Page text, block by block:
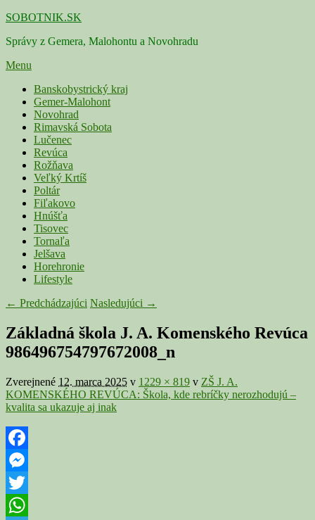
Skip
content
SOBOTNIK.SK
Správy z Gemera, Malohontu a Novohradu
Menu
Primárne
menu
Banskobystrický kraj
Gemer-Malohont
Novohrad
Rimavská Sobota
Lučenec
Revúca
Rožňava
Veľký Krtíš
Poltár
Fiľakovo
Hnúšťa
Tisovec
Tornaľa
Jelšava
Horehronie
Lifestyle
Navigácia
galérii
← Predchádzajúci Nasledujúci →
Základná škola J. A. Komenského Revúca
986496754797672008_n
Zverejnené 12. marca 2025 v 1229 × 819 v ZŠ J. A.
KOMENSKÉHO REVÚCA: Škola, kde rebríčky nerozhodujú –
kvalita sa ukazuje aj inak
Facebook
Messenger
Twitter